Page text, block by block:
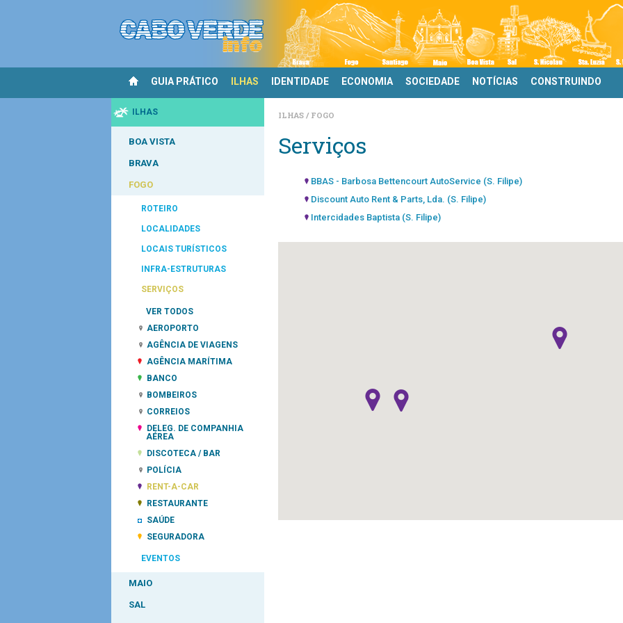
GUIA PRÁTICO ILHAS IDENTIDADE ECONOMIA SOCIEDADE NOTÍCIAS CONSTRUINDO
ILHAS
BOA VISTA
BRAVA
FOGO
ROTEIRO
LOCALIDADES
LOCAIS TURÍSTICOS
INFRA-ESTRUTURAS
SERVIÇOS
VER TODOS
AEROPORTO
AGÊNCIA DE VIAGENS
AGÊNCIA MARÍTIMA
BANCO
BOMBEIROS
CORREIOS
DELEG. DE COMPANHIA
AÉREA
DISCOTECA / BAR
POLÍCIA
RENT-A-CAR
RESTAURANTE
SAÚDE
SEGURADORA
EVENTOS
MAIO
SAL
ILHAS FOGO
Serviços
BBAS - Barbosa Bettencourt AutoService (S. Filipe)
Discount Auto Rent & Parts, Lda. (S. Filipe)
Intercidades Baptista (S. Filipe)